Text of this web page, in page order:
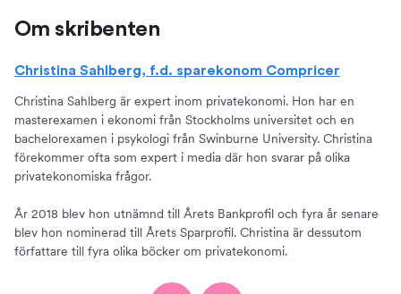
Om skribenten
Christina Sahlberg, f.d. sparekonom Compricer
Christina Sahlberg är expert inom privatekonomi. Hon har en
masterexamen i ekonomi från Stockholms universitet och en
bachelorexamen i psykologi från Swinburne University. Christina
förekommer ofta som expert i media där hon svarar på olika
privatekonomiska frågor.
År 2018 blev hon utnämnd till Årets Bankprofil och fyra år senare
blev hon nominerad till Årets Sparprofil. Christina är dessutom
författare till fyra olika böcker om privatekonomi.